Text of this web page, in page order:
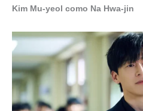
Kim Mu-yeol como Na Hwa-jin